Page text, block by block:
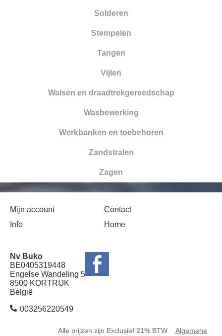
Solderen
Stempelen
Tangen
Vijlen
Walsen en draadtrekgereedschap
Wasbewerking
Werkbanken en toebehoren
Zandstralen
Zagen
Mijn account
Contact
Info
Home
Nv Buko
BE0405319448
Engelse Wandeling 5
8500 KORTRIJK
België
003256220549
Alle prijzen zijn Exclusief 21% BTW
Algemene